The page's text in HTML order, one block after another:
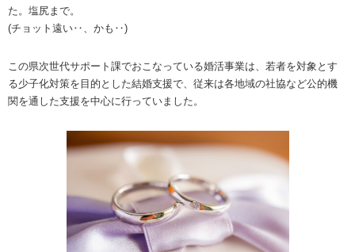
た。塩尻まで。
(チョット遠い‥、かも‥)
この県次世代サポート課でおこなっている婚活事業は、若者を対象とす
る少子化対策を目的とした結婚支援で、従来は各地域の社協など公的機
関を通した支援を中心に行っていました。